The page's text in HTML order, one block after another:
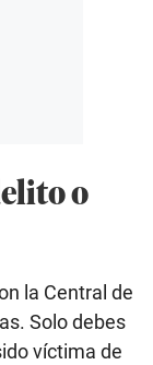
o
la Central de
Solo debes
víctima de